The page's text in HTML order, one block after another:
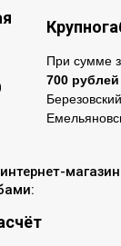
При сумме
700 рублей